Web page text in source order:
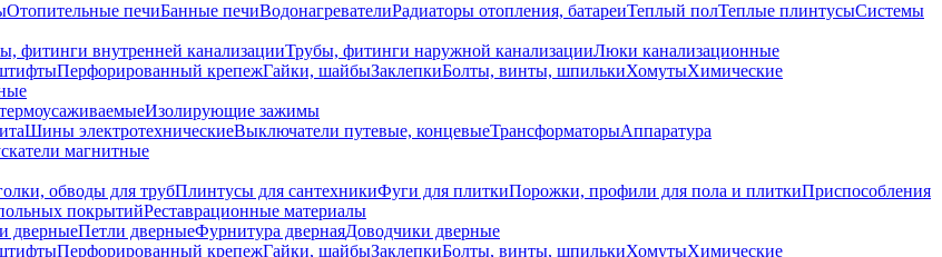
Отопительные печиБанные печиВодонагревателиРадиаторы отопления, батареиТеплый полТеплые плинтусыСистемы
фитинги внутренней канализацииТрубы, фитинги наружной канализацииЛюки канализационные
Перфорированный крепежГайки, шайбыЗаклепкиБолты, винты, шпилькиХомутыХимические
Изолирующие зажимы
Шины электротехническиеВыключатели путевые, концевыеТрансформаторыАппаратура
магнитные
обводы для трубПлинтусы для сантехникиФуги для плиткиПорожки, профили для пола и плиткиПриспособления
покрытийРеставрационные материалы
дверныеПетли дверныеФурнитура двернаяДоводчики дверные
Перфорированный крепежГайки, шайбыЗаклепкиБолты, винты, шпилькиХомутыХимические